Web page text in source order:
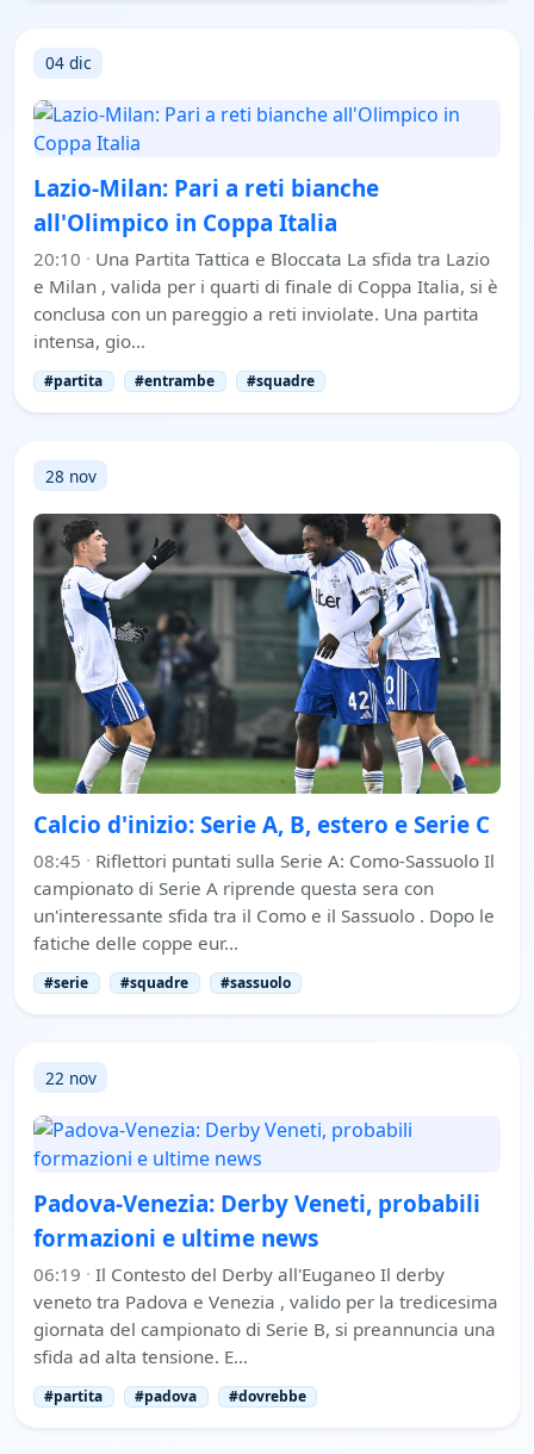
04 dic
Lazio-Milan: Pari a reti bianche
all'Olimpico in Coppa Italia
20:10 · Una Partita Tattica e Bloccata La sfida tra Lazio
e Milan , valida per i quarti di finale di Coppa Italia, si è
conclusa con un pareggio a reti inviolate. Una partita
intensa, gio…
#partita #entrambe #squadre
28 nov
Calcio d'inizio: Serie A, B, estero e Serie C
08:45 · Riflettori puntati sulla Serie A: Como-Sassuolo Il
campionato di Serie A riprende questa sera con
un'interessante sfida tra il Como e il Sassuolo . Dopo le
fatiche delle coppe eur…
#serie #squadre #sassuolo
22 nov
Padova-Venezia: Derby Veneti, probabili
formazioni e ultime news
06:19 · Il Contesto del Derby all'Euganeo Il derby
veneto tra Padova e Venezia , valido per la tredicesima
giornata del campionato di Serie B, si preannuncia una
sfida ad alta tensione. E…
#partita #padova #dovrebbe